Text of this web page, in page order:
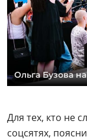
Ольга Бузова
Для тех, кто не
соцсятях,